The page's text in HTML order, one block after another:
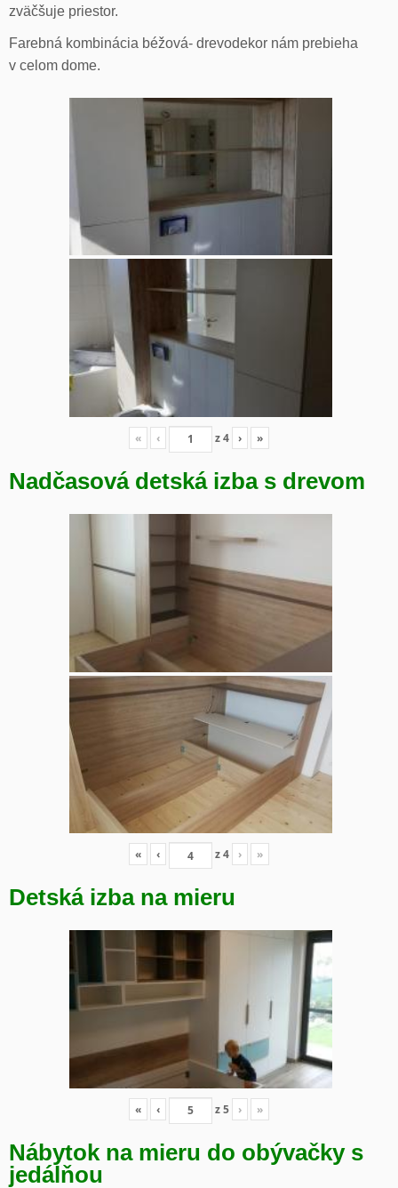
zväčšuje priestor.
Farebná kombinácia béžová- drevodekor nám prebieha
v celom dome.
« ‹ z4 › »
Nadčasová detská izba s drevom
« ‹ z4 › »
Detská izba na mieru
« ‹ z5 › »
Nábytok na mieru do obývačky s
jedálňou